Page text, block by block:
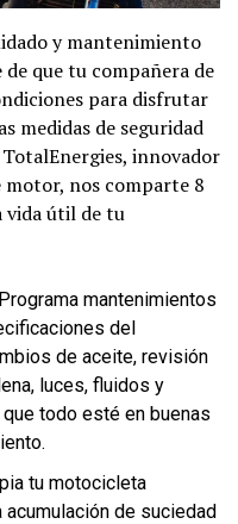
y mantenimiento
de que tu compañera de
para disfrutar
medidas de seguridad
innovador
nos comparte 8
vida útil de tu
mantenimientos
del
de aceite, revisión
luces, fluidos y
todo esté en buenas
tu motocicleta
de suciedad